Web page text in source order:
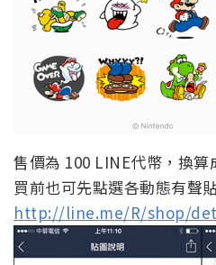
售價為 100 LINE代幣，換
買前也可先點選各動態有聲
http://line.me/R/shop/